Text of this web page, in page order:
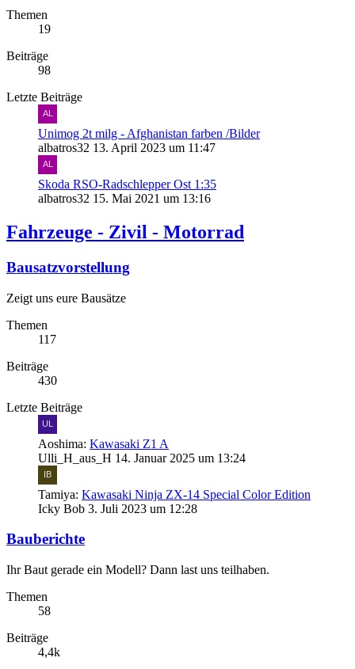
Themen
19
Beiträge
98
Letzte Beiträge
Unimog 2t milg - Afghanistan farben /Bilder
albatros32 13. April 2023 um 11:47
Skoda RSO-Radschlepper Ost 1:35
albatros32 15. Mai 2021 um 13:16
Fahrzeuge - Zivil - Motorrad
Bausatzvorstellung
Zeigt uns eure Bausätze
Themen
117
Beiträge
430
Letzte Beiträge
Aoshima: Kawasaki Z1 A
Ulli_H_aus_H 14. Januar 2025 um 13:24
Tamiya: Kawasaki Ninja ZX-14 Special Color Edition
Icky Bob 3. Juli 2023 um 12:28
Bauberichte
Ihr Baut gerade ein Modell? Dann last uns teilhaben.
Themen
58
Beiträge
4,4k